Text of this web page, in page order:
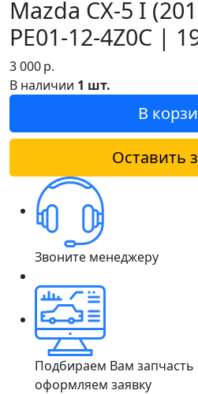
Mazda CX-5 I
PE01-12-4Z0C |
3 000р.
В наличии 1 шт.
В
Оставить
Звоните менеджеру
Подбираем Вам запчасть
оформляем заявку